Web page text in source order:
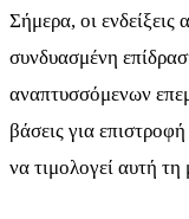
Σήμερα, οι ενδείξεις
συνδυασμένη
αναπτυσσόμενων
βάσεις για
να τιμολογεί αυτή